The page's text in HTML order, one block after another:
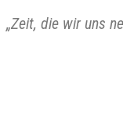
„Zeit, die wir uns